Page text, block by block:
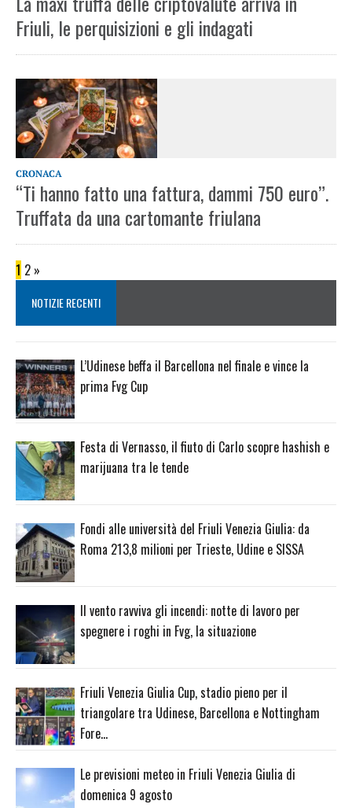
Friuli, le perquisizioni e gli indagati
CRONACA
“Ti hanno fatto una fattura, dammi 750 euro”.
Truffata da una cartomante friulana
1 2 »
NOTIZIE RECENTI
L’Udinese beffa il Barcellona nel finale e vince la
prima Fvg Cup
Festa di Vernasso, il fiuto di Carlo scopre hashish e
marijuana tra le tende
Fondi alle università del Friuli Venezia Giulia: da
Roma 213,8 milioni per Trieste, Udine e SISSA
Il vento ravviva gli incendi: notte di lavoro per
spegnere i roghi in Fvg, la situazione
Friuli Venezia Giulia Cup, stadio pieno per il
triangolare tra Udinese, Barcellona e Nottingham
Fore…
Le previsioni meteo in Friuli Venezia Giulia di
domenica 9 agosto